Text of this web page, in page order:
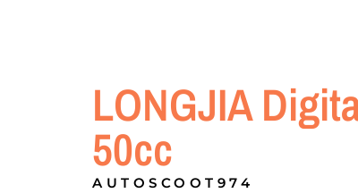
LONGJIA
50cc
AUTOSCOOT974